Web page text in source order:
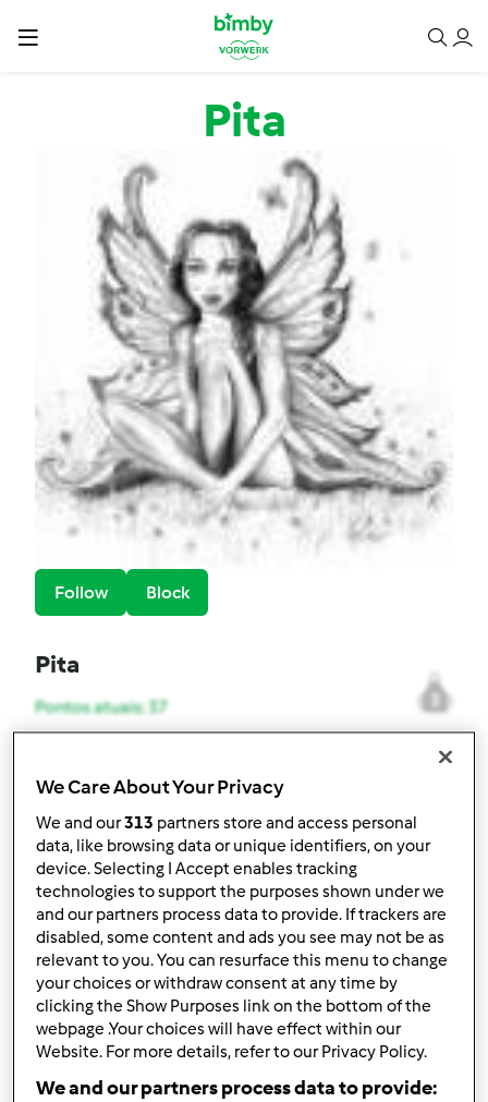
Passar para o conteúdo principal
Pita
Follow Block
Pita
2
Pontos atuais: 37
Receitas mais comentada
Bolo de Côco Ensopado
Comentários
2
Receitas(4)
Mostrar tudo
We Care About Your Privacy
We and our313 partners store and access personal
data, like browsing data or unique identifiers, on your
device. Selecting I Accept enables tracking
technologies to support the purposes shown under we
and our partners process data to provide. If trackers are
disabled, some content and ads you see may not be as
relevant to you. You can resurface this menu to change
your choices or withdraw consent at any time by
clicking the Show Purposes link on the bottom of the
webpage .Your choices will have effect within our
Website. For more details, refer to our Privacy Policy.
We and our partners process data to provide: